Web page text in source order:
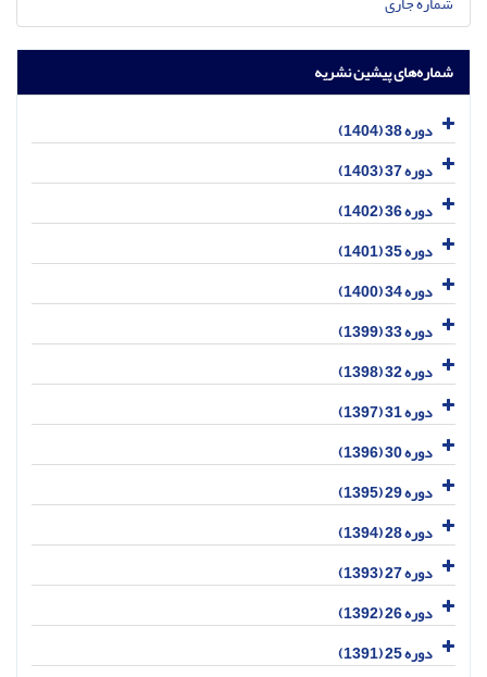
شماره‌های پیشین نشریه
دوره 38 (1404)
دوره 37 (1403)
دوره 36 (1402)
دوره 35 (1401)
دوره 34 (1400)
دوره 33 (1399)
دوره 32 (1398)
دوره 31 (1397)
دوره 30 (1396)
دوره 29 (1395)
دوره 28 (1394)
دوره 27 (1393)
دوره 26 (1392)
دوره 25 (1391)